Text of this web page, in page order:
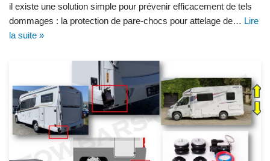
il existe une solution simple pour prévenir efficacement de tels
dommages : la protection de pare-chocs pour attelage de… Lire
la suite »